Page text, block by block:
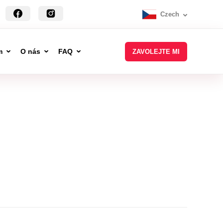
Czech
O nás FAQ ZAVOLEJTE MI